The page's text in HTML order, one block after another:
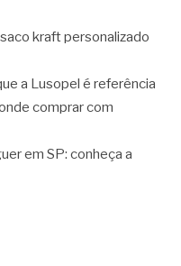
kraft personalizado
a Lusopel é referência
comprar com
em SP: conheça a